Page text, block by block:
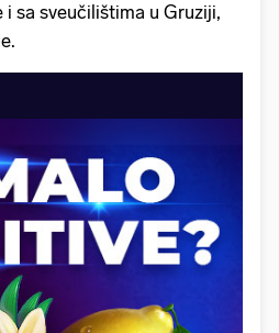
i sa sveučilištima u Gruziji,